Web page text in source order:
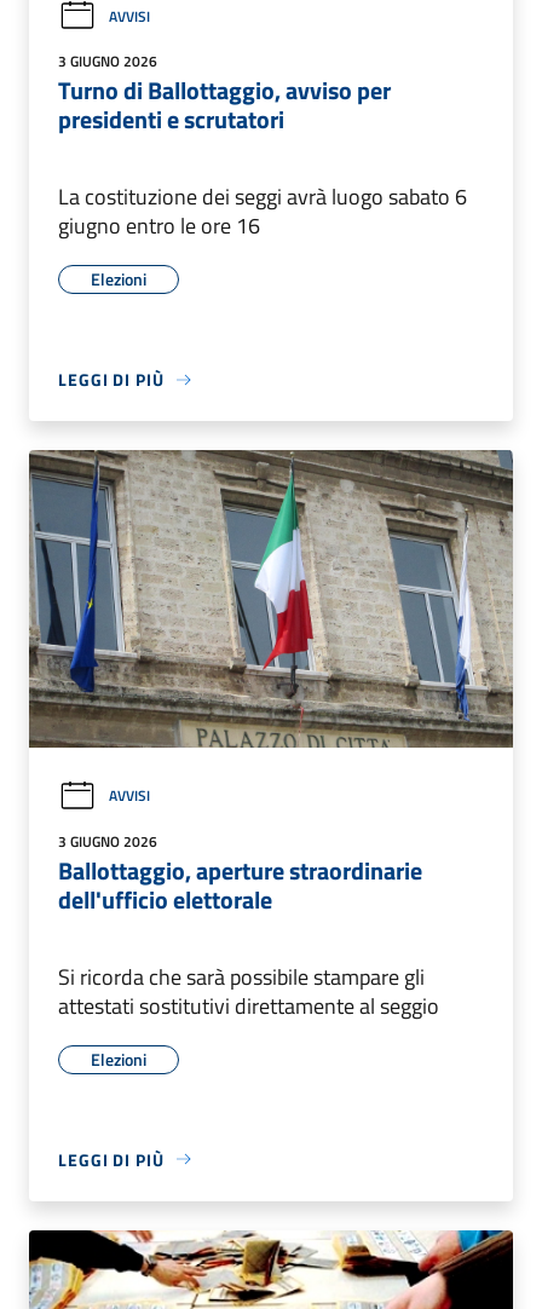
AVVISI
3 GIUGNO 2026
Turno di Ballottaggio, avviso per
presidenti e scrutatori
La costituzione dei seggi avrà luogo sabato 6
giugno entro le ore 16
Elezioni
LEGGI DI PIÙ
AVVISI
3 GIUGNO 2026
Ballottaggio, aperture straordinarie
dell'ufficio elettorale
Si ricorda che sarà possibile stampare gli
attestati sostitutivi direttamente al seggio
Elezioni
LEGGI DI PIÙ